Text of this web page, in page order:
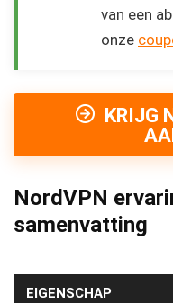
van een
onze
KRIJG
NordVPN
samenvatting
EIGENSCHAP